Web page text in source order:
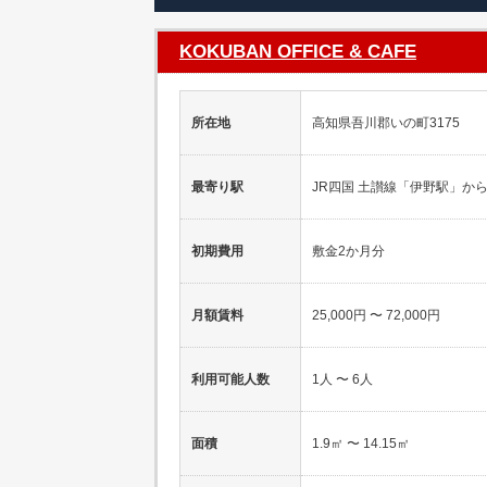
KOKUBAN OFFICE & CAFE
所在地 高知県吾川郡いの町3175
最寄り駅 JR四国 土讃線「伊野駅」か
初期費用 敷金2か月分
月額賃料 25,000円 〜 72,000円
利用可能人数 1人 〜 6人
面積 1.9㎡ 〜 14.15㎡